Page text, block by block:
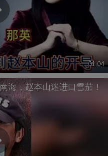
01:04
海，赵本山迷进口雪茄！